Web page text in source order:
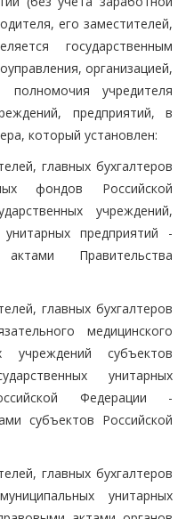
его заместителей,
государственным
организацией,
учредителя
предприятий, в
который установлен:
главных бухгалтеров
фондов Российской
учреждений,
унитарных предприятий -
Правительства
главных бухгалтеров
медицинского
учреждений субъектов
унитарных
Федерации -
субъектов Российской
главных бухгалтеров
унитарных